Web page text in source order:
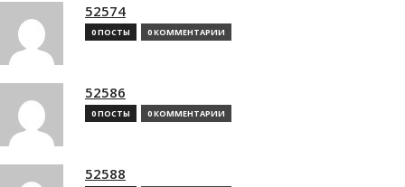
52574
0 ПОСТЫ 0 КОММЕНТАРИИ
52586
0 ПОСТЫ 0 КОММЕНТАРИИ
52588